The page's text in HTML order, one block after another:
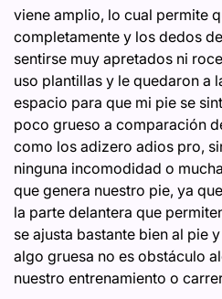
viene amplio, lo cual permite
completamente y los dedos
sentirse muy apretados ni
uso plantillas y le quedaron a
espacio para que mi pie se
poco grueso a comparación
como los adizero adios pro,
ninguna incomodidad o
que genera nuestro pie, ya
la parte delantera que
se ajusta bastante bien al pie
algo gruesa no es obstáculo
nuestro entrenamiento o